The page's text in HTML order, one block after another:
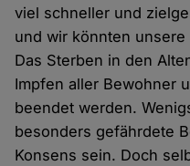
viel schneller und
und wir könnten
Das Sterben in den
Impfen aller Bewohner
beendet werden.
besonders gefährdete
Konsens sein. Doch